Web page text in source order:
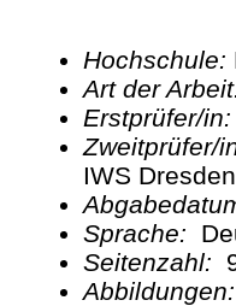
Hochschule:
Art der
Erstprüfer/
IWS Dresden
Sprache:
Seitenzahl: